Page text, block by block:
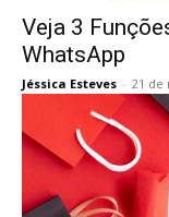
Veja 3
WhatsApp
Jéssica Esteves - 21 de